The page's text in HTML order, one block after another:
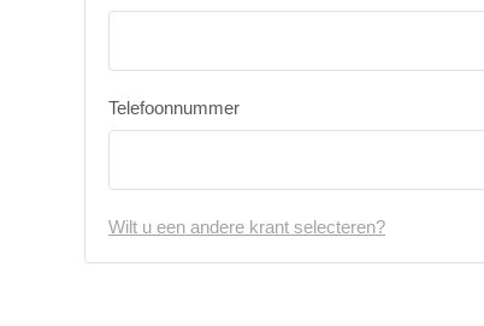
Telefoonnummer
Wilt u een andere krant selecteren?